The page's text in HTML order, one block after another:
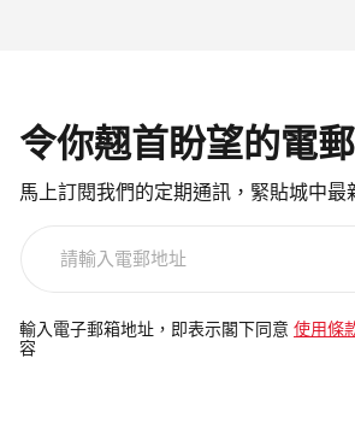
令你翹首盼望的電郵
馬上訂閱我們的定期通訊，緊貼城中最
電
郵
輸入電子郵箱地址，即表示閣下同意 使用條
容